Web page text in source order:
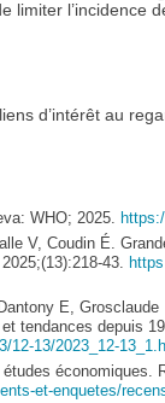
limiter l’incidence
d’intérêt au
WHO; 2025.
V, Coudin É.
43.
E,
tendances depuis
12-13/2023_12-
économiques.
et-enquetes/